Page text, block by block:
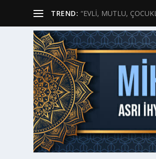
TREND: “EVLİ, MUTLU,